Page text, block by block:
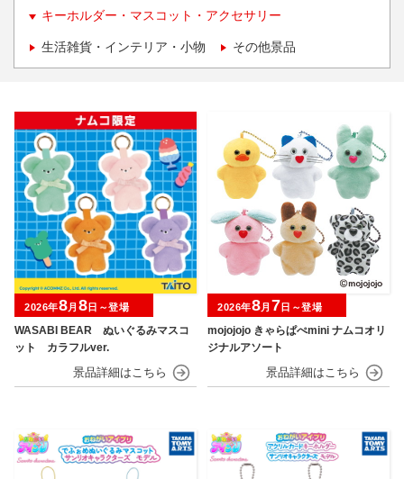
キーホルダー・マスコット・アクセサリー
生活雑貨・インテリア・小物 その他景品
WASABI BEAR ぬいぐるみマスコ
ット カラフルver.
2026年8月 8日～登場
mojojojo きゃらぱぺmini ナムコオリ
ジナルアソート
2026年8月 7日～登場